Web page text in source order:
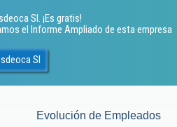
Sl. ¡Es gratis!
el Informe Ampliado de esta empresa
Sl
Evolución de Empleados